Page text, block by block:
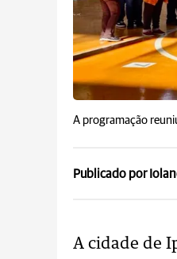
A programação
Publicado por
A cidade de